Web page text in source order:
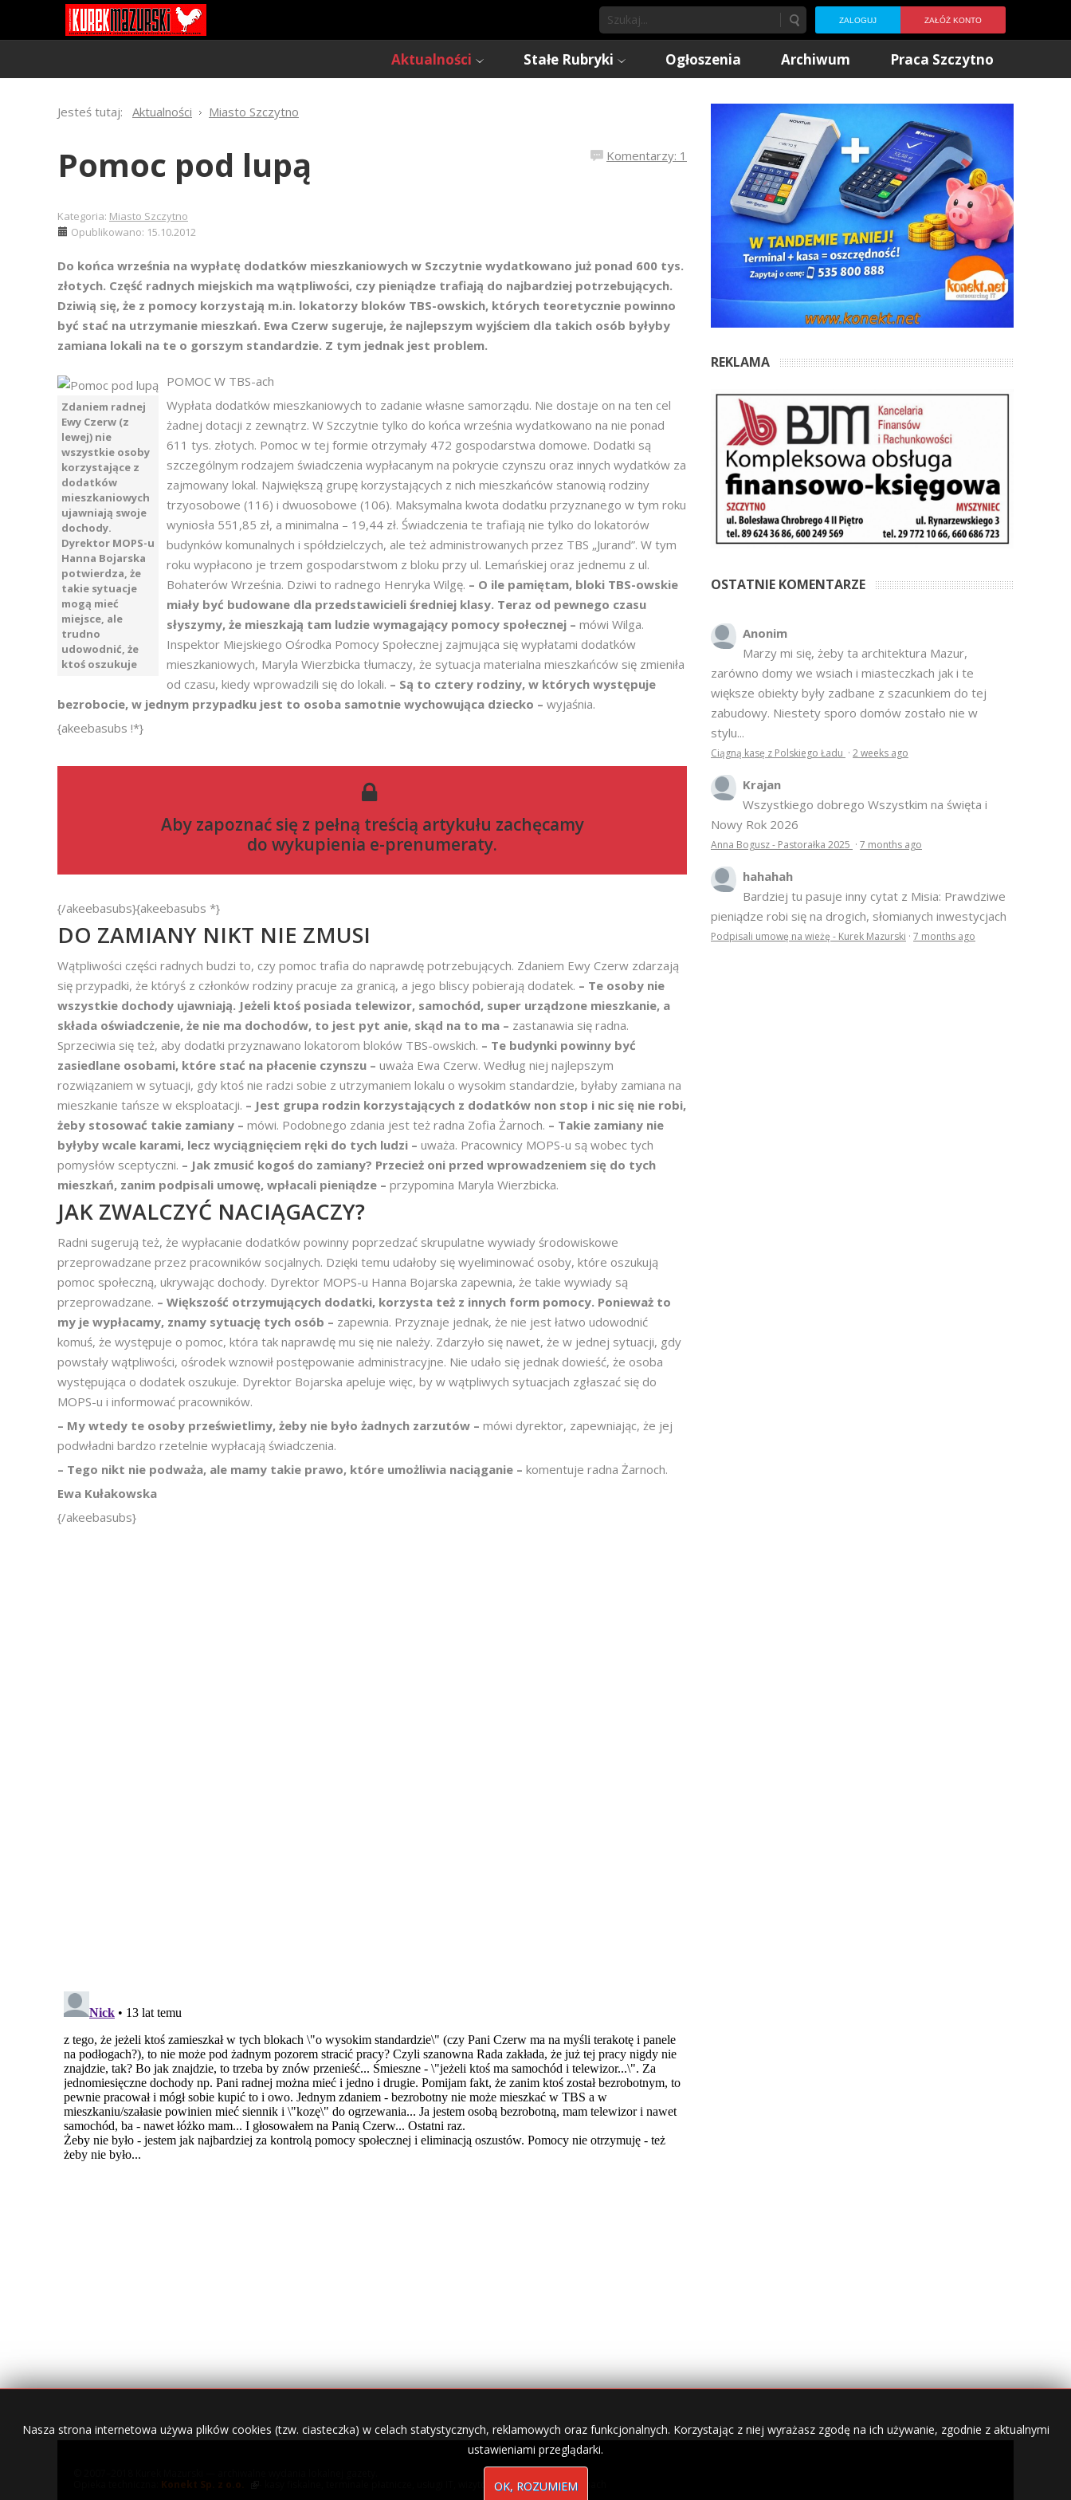
ZALOGUJ ZAŁÓŻ KONTO
Aktualności Stałe Rubryki Ogłoszenia Archiwum Praca Szczytno
Jesteś tutaj: Aktualności Miasto Szczytno
Komentarzy: 1
Pomoc pod lupą
Kategoria: Miasto Szczytno
Opublikowano: 15.10.2012
Do końca września na wypłatę dodatków mieszkaniowych w Szczytnie wydatkowano już ponad 600 tys.
złotych. Część radnych miejskich ma wątpliwości, czy pieniądze trafiają do najbardziej potrzebujących.
Dziwią się, że z pomocy korzystają m.in. lokatorzy bloków TBS-owskich, których teoretycznie powinno
być stać na utrzymanie mieszkań. Ewa Czerw sugeruje, że najlepszym wyjściem dla takich osób byłyby
zamiana lokali na te o gorszym standardzie. Z tym jednak jest problem.
Zdaniem radnej
Ewy Czerw (z
lewej) nie
wszystkie osoby
korzystające z
dodatków
mieszkaniowych
ujawniają swoje
dochody.
Dyrektor MOPS-u
Hanna Bojarska
potwierdza, że
takie sytuacje
mogą mieć
miejsce, ale
trudno
udowodnić, że
ktoś oszukuje
POMOC W TBS-ach
Wypłata dodatków mieszkaniowych to zadanie własne samorządu. Nie dostaje on na ten cel
żadnej dotacji z zewnątrz. W Szczytnie tylko do końca września wydatkowano na nie ponad
611 tys. złotych. Pomoc w tej formie otrzymały 472 gospodarstwa domowe. Dodatki są
szczególnym rodzajem świadczenia wypłacanym na pokrycie czynszu oraz innych wydatków za
zajmowany lokal. Największą grupę korzystających z nich mieszkańców stanowią rodziny
trzyosobowe (116) i dwuosobowe (106). Maksymalna kwota dodatku przyznanego w tym roku
wyniosła 551,85 zł, a minimalna – 19,44 zł. Świadczenia te trafiają nie tylko do lokatorów
budynków komunalnych i spółdzielczych, ale też administrowanych przez TBS „Jurand”. W tym
roku wypłacono je trzem gospodarstwom z bloku przy ul. Lemańskiej oraz jednemu z ul.
Bohaterów Września. Dziwi to radnego Henryka Wilgę. – O ile pamiętam, bloki TBS-owskie
miały być budowane dla przedstawicieli średniej klasy. Teraz od pewnego czasu
słyszymy, że mieszkają tam ludzie wymagający pomocy społecznej – mówi Wilga.
Inspektor Miejskiego Ośrodka Pomocy Społecznej zajmująca się wypłatami dodatków
mieszkaniowych, Maryla Wierzbicka tłumaczy, że sytuacja materialna mieszkańców się zmieniła
od czasu, kiedy wprowadzili się do lokali. – Są to cztery rodziny, w których występuje
bezrobocie, w jednym przypadku jest to osoba samotnie wychowująca dziecko – wyjaśnia.
{akeebasubs !*}
Aby zapoznać się z pełną treścią artykułu zachęcamy
do wykupienia e-prenumeraty.
{/akeebasubs}{akeebasubs *}
DO ZAMIANY NIKT NIE ZMUSI
Wątpliwości części radnych budzi to, czy pomoc trafia do naprawdę potrzebujących. Zdaniem Ewy Czerw zdarzają
się przypadki, że któryś z członków rodziny pracuje za granicą, a jego bliscy pobierają dodatek. – Te osoby nie
wszystkie dochody ujawniają. Jeżeli ktoś posiada telewizor, samochód, super urządzone mieszkanie, a
składa oświadczenie, że nie ma dochodów, to jest pyt anie, skąd na to ma – zastanawia się radna.
Sprzeciwia się też, aby dodatki przyznawano lokatorom bloków TBS-owskich. – Te budynki powinny być
zasiedlane osobami, które stać na płacenie czynszu – uważa Ewa Czerw. Według niej najlepszym
rozwiązaniem w sytuacji, gdy ktoś nie radzi sobie z utrzymaniem lokalu o wysokim standardzie, byłaby zamiana na
mieszkanie tańsze w eksploatacji. – Jest grupa rodzin korzystających z dodatków non stop i nic się nie robi,
żeby stosować takie zamiany – mówi. Podobnego zdania jest też radna Zofia Żarnoch. – Takie zamiany nie
byłyby wcale karami, lecz wyciągnięciem ręki do tych ludzi – uważa. Pracownicy MOPS-u są wobec tych
pomysłów sceptyczni. – Jak zmusić kogoś do zamiany? Przecież oni przed wprowadzeniem się do tych
mieszkań, zanim podpisali umowę, wpłacali pieniądze – przypomina Maryla Wierzbicka.
JAK ZWALCZYĆ NACIĄGACZY?
Radni sugerują też, że wypłacanie dodatków powinny poprzedzać skrupulatne wywiady środowiskowe
przeprowadzane przez pracowników socjalnych. Dzięki temu udałoby się wyeliminować osoby, które oszukują
pomoc społeczną, ukrywając dochody. Dyrektor MOPS-u Hanna Bojarska zapewnia, że takie wywiady są
przeprowadzane. – Większość otrzymujących dodatki, korzysta też z innych form pomocy. Ponieważ to
my je wypłacamy, znamy sytuację tych osób – zapewnia. Przyznaje jednak, że nie jest łatwo udowodnić
komuś, że występuje o pomoc, która tak naprawdę mu się nie należy. Zdarzyło się nawet, że w jednej sytuacji, gdy
powstały wątpliwości, ośrodek wznowił postępowanie administracyjne. Nie udało się jednak dowieść, że osoba
występująca o dodatek oszukuje. Dyrektor Bojarska apeluje więc, by w wątpliwych sytuacjach zgłaszać się do
MOPS-u i informować pracowników.
– My wtedy te osoby prześwietlimy, żeby nie było żadnych zarzutów – mówi dyrektor, zapewniając, że jej
podwładni bardzo rzetelnie wypłacają świadczenia.
– Tego nikt nie podważa, ale mamy takie prawo, które umożliwia naciąganie – komentuje radna Żarnoch.
Ewa Kułakowska
{/akeebasubs}
REKLAMA
OSTATNIE KOMENTARZE
Anonim
Marzy mi się, żeby ta architektura Mazur,
zarówno domy we wsiach i miasteczkach jak i te
większe obiekty były zadbane z szacunkiem do tej
zabudowy. Niestety sporo domów zostało nie w
stylu...
Ciągną kasę z Polskiego Ładu
Krajan
Wszystkiego dobrego Wszystkim na święta i
Nowy Rok 2026
Anna Bogusz - Pastorałka 2025
hahahah
Bardziej tu pasuje inny cytat z Misia: Prawdziwe
Nasza strona internetowa używa plików cookies (tzw. ciasteczka) w celach statystycznych, reklamowych oraz funkcjonalnych. Korzystając z niej wyrażasz zgodę na ich używanie, zgodnie z aktualnymi
ustawieniami przeglądarki.
OK, ROZUMIEM
Konekt Sp. z o.o. - kasy fiskalne, terminale płatnicze, usługi IT, wizytówki w lokalnych domenach